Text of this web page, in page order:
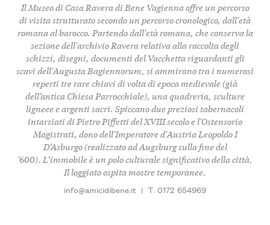
Il Museo di Casa Ravera di Bene Vagienna offre un percorso
di visita strutturato secondo un percorso cronologico, dall'età
romana al barocco. Partendo dall'età romana, che conserva la
sezione dell'archivio Ravera relativa alla raccolta degli
schizzi, disegni, documenti del Vacchetta riguardanti gli
scavi dell'Augusta Bagiennorum, si ammirano tra i numerosi
reperti tre rare chiavi di volta di epoca medievale (già
dell’antica Chiesa Parrocchiale), una quadreria, sculture
ligneee e argenti sacri. Spiccano due preziosi tabernacoli
intarsiati di Pietro Piffetti del XVIII secolo e l'Ostensorio
Magistrati, dono dell'Imperatore d'Austria Leopoldo I
D’Asburgo (realizzato ad Augsburg sulla fine del
‘600). L’immobile è un polo culturale significativo della città.
Il loggiato ospita mostre temporanee.
info@amicidibene.it | T: 0172 654969